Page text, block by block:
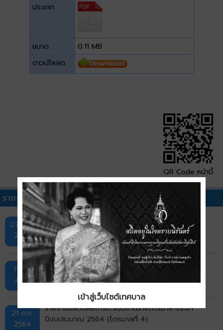
ประเภท
ขนาด
0.11 MB
ดาวน์โหลด
QR Code หน้านี้
รายงานงบแสดงผลการดำเนินงานจ่ายจากเงินรายรับอื่นๆ
27 เม.ย.
2565
รายงานแสดงผลการดำเนินงานรายไตรมาส ประจำ
ปีงบประมาณ 2565 (ไตรมาสที่ 2)
11 ม.ค
2565
รายงานแสดงผลการดำเนินงานรายไตรมาส ประจำ
ปีงบประมาณ 2565 (ไตรมาสที่ 1)
21 ต.ค.
2564
รายงานแสดงผลการดำเนินงานรายไตรมาส ประจำ
ปีงบประมาณ 2564 (ไตรมาสที่ 4)
เข้าสู่เว็บไซต์เทศบาล